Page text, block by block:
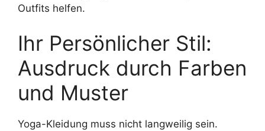
Outfits helfen.
Ihr Persönlicher Stil:
Ausdruck durch Farben
und Muster
Yoga-Kleidung muss nicht langweilig sein.